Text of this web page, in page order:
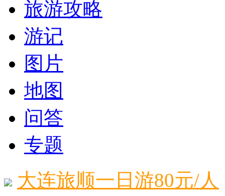
旅游攻略
游记
图片
地图
问答
专题
大连旅顺一日游80元/人